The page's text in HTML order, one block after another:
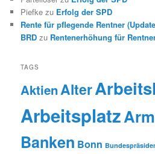
Piefke zu Erfolg der SPD
Rente für pflegende Rentner
BRD zu Rentenerhöhung für
TAGS
AktienAlter
Arbeitsplatz
Banken Bonn